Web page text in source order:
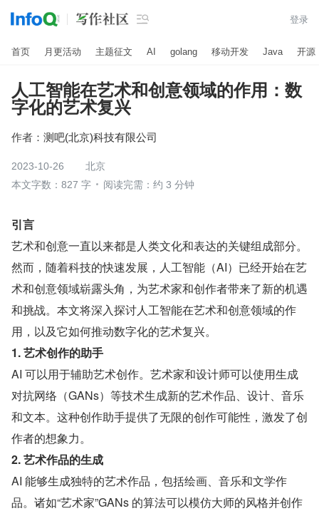
 登录
首页 月更活动 主题征文 AI golang 移动开发 Java 开源
人工智能在艺术和创意领域的作用：数
字化的艺术复兴
作者： 测吧(北京)科技有限公司
2023-10-26
北京
本文字数：827 字
阅读完需：约 3 分钟
引言
艺术和创意一直以来都是人类文化和表达的关键组成部分。
然而，随着科技的快速发展，人工智能（AI）已经开始在艺
术和创意领域崭露头角，为艺术家和创作者带来了新的机遇
和挑战。本文将深入探讨人工智能在艺术和创意领域的作
用，以及它如何推动数字化的艺术复兴。
1. 艺术创作的助手
AI 可以用于辅助艺术创作。艺术家和设计师可以使用生成
对抗网络（GANs）等技术生成新的艺术作品、设计、音乐
和文本。这种创作助手提供了无限的创作可能性，激发了创
作者的想象力。
2. 艺术作品的生成
AI 能够生成独特的艺术作品，包括绘画、音乐和文学作
品。诸如“艺术家”GANs 的算法可以模仿大师的风格并创作